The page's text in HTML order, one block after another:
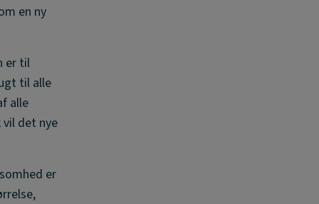
en ny
er til
til alle
alle
det nye
er